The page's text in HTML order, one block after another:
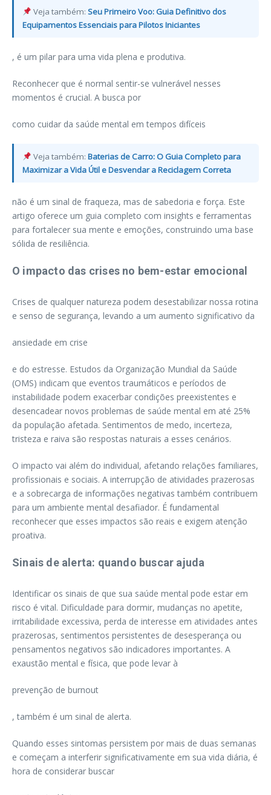
Veja também:Seu Primeiro Voo: Guia Definitivo dos
Equipamentos Essenciais para Pilotos Iniciantes
, é um pilar para uma vida plena e produtiva.
Reconhecer que é normal sentir-se vulnerável nesses
momentos é crucial. A busca por
como cuidar da saúde mental em tempos difíceis
Veja também:Baterias de Carro: O Guia Completo para
Maximizar a Vida Útil e Desvendar a Reciclagem Correta
não é um sinal de fraqueza, mas de sabedoria e força. Este
artigo oferece um guia completo com insights e ferramentas
para fortalecer sua mente e emoções, construindo uma base
sólida de resiliência.
O impacto das crises no bem-estar emocional
Crises de qualquer natureza podem desestabilizar nossa rotina
e senso de segurança, levando a um aumento significativo da
ansiedade em crise
e do estresse. Estudos da Organização Mundial da Saúde
(OMS) indicam que eventos traumáticos e períodos de
instabilidade podem exacerbar condições preexistentes e
desencadear novos problemas de saúde mental em até 25%
da população afetada. Sentimentos de medo, incerteza,
tristeza e raiva são respostas naturais a esses cenários.
O impacto vai além do individual, afetando relações familiares,
profissionais e sociais. A interrupção de atividades prazerosas
e a sobrecarga de informações negativas também contribuem
para um ambiente mental desafiador. É fundamental
reconhecer que esses impactos são reais e exigem atenção
proativa.
Sinais de alerta: quando buscar ajuda
Identificar os sinais de que sua saúde mental pode estar em
risco é vital. Dificuldade para dormir, mudanças no apetite,
irritabilidade excessiva, perda de interesse em atividades antes
prazerosas, sentimentos persistentes de desesperança ou
pensamentos negativos são indicadores importantes. A
exaustão mental e física, que pode levar à
prevenção de burnout
, também é um sinal de alerta.
Quando esses sintomas persistem por mais de duas semanas
e começam a interferir significativamente em sua vida diária, é
hora de considerar buscar